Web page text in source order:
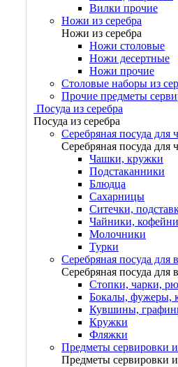
Вилки прочие
Ножи из серебра
Ножи из серебра
Ножи столовые
Ножи десертные
Ножи прочие
Столовые наборы из
Прочие предметы
Посуда из серебра
Посуда из серебра
Серебряная посуда для
Серебряная посуда для
Чашки, кружки
Подстаканники
Блюдца
Сахарницы
Ситечки,
Чайники,
Молочники
Турки
Серебряная посуда для
Серебряная посуда для
Стопки, чарки,
Бокалы, фужеры,
Кувшины,
Кружки
Фляжки
Предметы сервировки
Предметы сервировки